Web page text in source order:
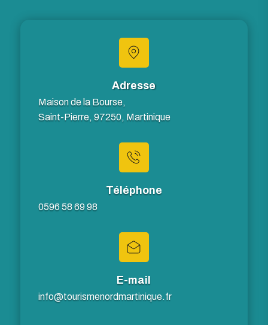
Adresse
Maison de la Bourse,
Saint-Pierre, 97250, Martinique
Téléphone
0596 58 69 98
E-mail
info@tourismenordmartinique.fr